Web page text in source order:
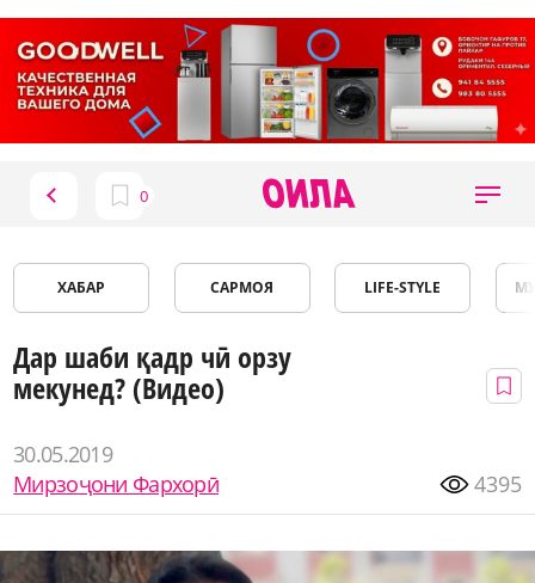
ХАБАР САРМОЯ LIFE-STYLE
Дар шаби қадр чӣ орзу
мекунед? (Видео)
30.05.2019
Мирзоҷони Фархорӣ
4395